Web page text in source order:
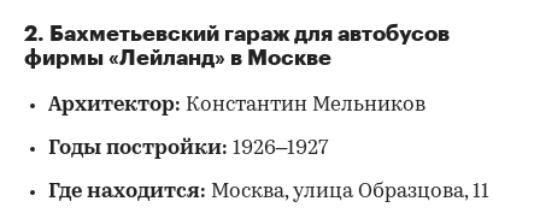
2. Бахметьевский гараж для автобусов
фирмы «Лейланд» в Москве
Архитектор: Константин Мельников
Годы постройки: 1926–1927
Где находится: Москва, улица Образцова, 11